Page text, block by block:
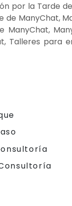
por la Tarde
de ManyChat,
Talleres para